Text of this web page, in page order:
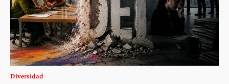
Diversidad